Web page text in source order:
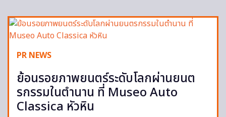
PR NEWS
ย้อนรอยภาพยนตร์ระดับโลกผ่านยนต
รกรรมในตำนาน ที่ Museo Auto
Classica หัวหิน